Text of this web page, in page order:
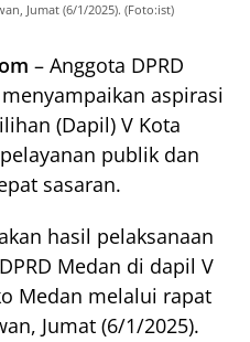
Jumat (6/1/2025). (Foto:ist)
– Anggota DPRD
aspirasi
(Dapil) V Kota
publik dan
sasaran.
hasil pelaksanaan
Medan di dapil V
Medan melalui rapat
Jumat (6/1/2025).